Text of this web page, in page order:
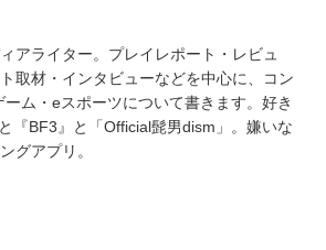
アライター。プレイレポート・レビュ
取材・インタビューなどを中心に、コン
ーム・eスポーツについて書きます。好き
『BF3』と「Official髭男dism」。嫌いな
グアプリ。